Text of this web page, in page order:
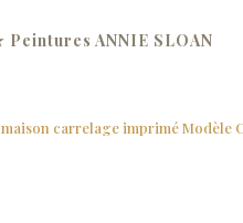
Peintures ANNIE SLOAN
maison carrelage imprimé Modèle